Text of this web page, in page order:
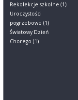
Rekolekcje szkolne (1)
Uroczystości
pogrzebowe (1)
Światowy Dzień
Chorego (1)